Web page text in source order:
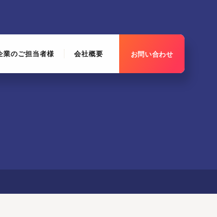
業のご担当者様 会社概要 お問い合わせ